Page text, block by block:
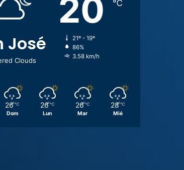
José
Clouds
20 ℃
21º - 19º
86%
3.58 km/h
26 ℃
Dom
26 ℃
Lun
26 ℃
Mar
28 ℃
Mié